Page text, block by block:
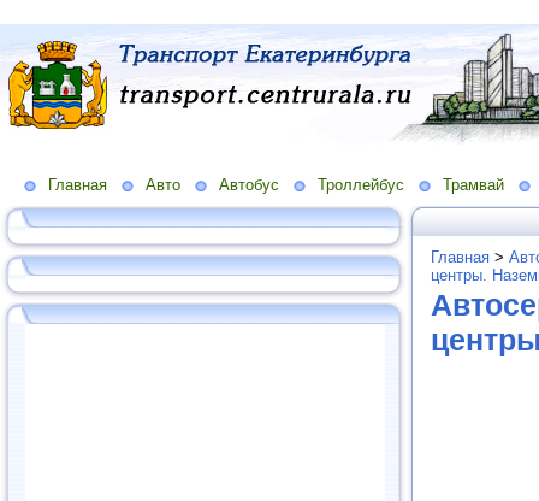
Главная Авто Автобус Троллейбус Трамвай
Главная >
центры.